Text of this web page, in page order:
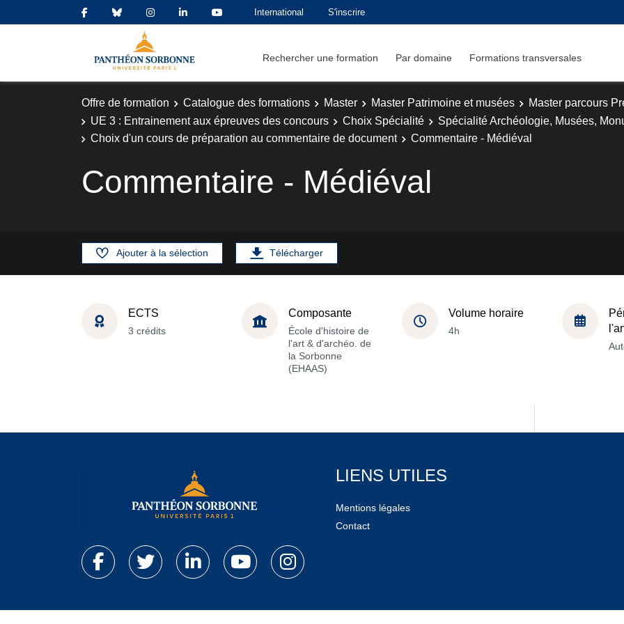
International S'inscrire
Rechercher une formation Par domaine Formations transversales
Offre de formation Catalogue des formations Master Master Patrimoine et musées
Master parcours
UE 3 : Entrainement aux épreuves des concours
Choix Spécialité
Spécialité Archéologie, Musées,
Choix d'un cours de préparation au commentaire de document
Commentaire - Médiéval
Commentaire - Médiéval
Ajouter à la sélection Télécharger
ECTS
3 crédits
Composante
École d'histoire de
l'art & d'archéo. de
la Sorbonne
(EHAAS)
Volume horaire
4h
LIENS UTILES
Mentions légales
Contact